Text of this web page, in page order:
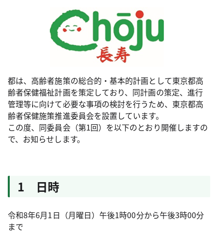
都は、高齢者施策の総合的・基本的計画として東京都高
齢者保健福祉計画を策定しており、同計画の策定、進行
管理等に向けて必要な事項の検討を行うため、東京都高
齢者保健施策推進委員会を設置しています。
この度、同委員会（第1回）を以下のとおり開催しますの
で、お知らせします。
1 日時
令和8年6月1日（月曜日）午後1時00分から午後3時00分
まで